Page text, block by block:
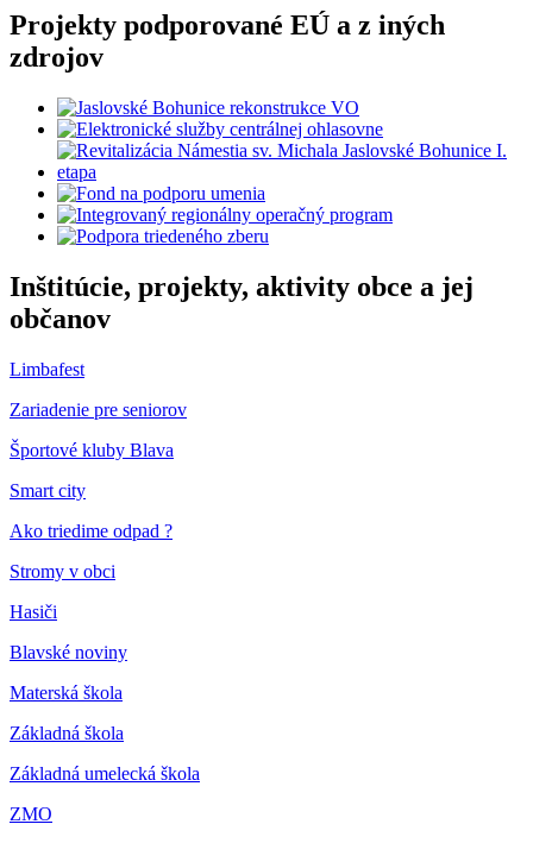
Projekty podporované EÚ a z iných
zdrojov
Inštitúcie, projekty, aktivity obce a jej
občanov
Limbafest
Zariadenie pre seniorov
Športové kluby Blava
Smart city
Ako triedime odpad ?
Stromy v obci
Hasiči
Blavské noviny
Materská škola
Základná škola
Základná umelecká škola
ZMO